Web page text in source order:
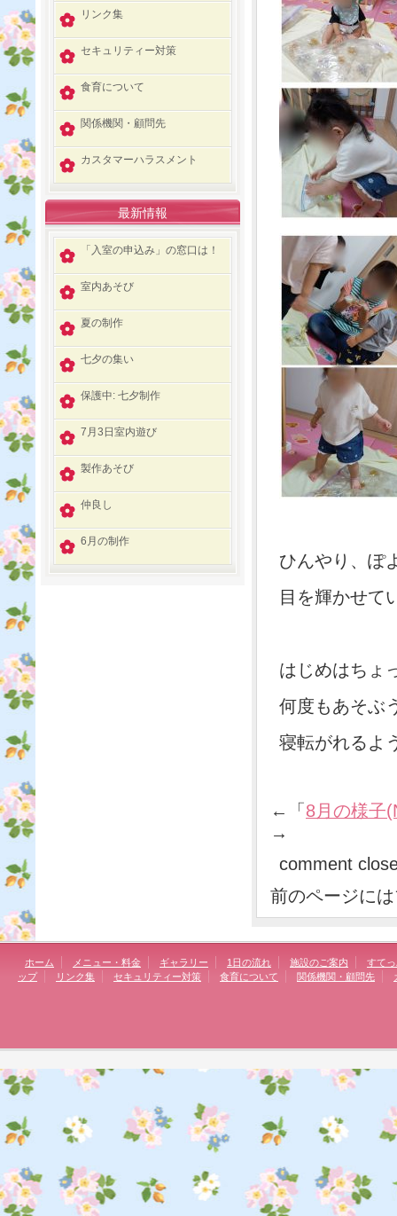
ひんやり、ぽ
目を輝かせて
はじめはちょ
何度もあそぶ
寝転がれるよ
←「 8月の様子
→
comment
前のページに
リンク集
セキュリティー対策
食育について
関係機関・顧問先
カスタマーハラスメント
最新情報
「入室の申込み」の窓口は！
室内あそび
夏の制作
七夕の集い
保護中: 七夕制作
7月3日室内遊び
製作あそび
仲良し
6月の制作
ホーム メニュー・料金 ギャラリー 1日の流れ 施設のご案内
すて
ップ
リンク集 セキュリティー対策 食育について 関係機関・顧問先